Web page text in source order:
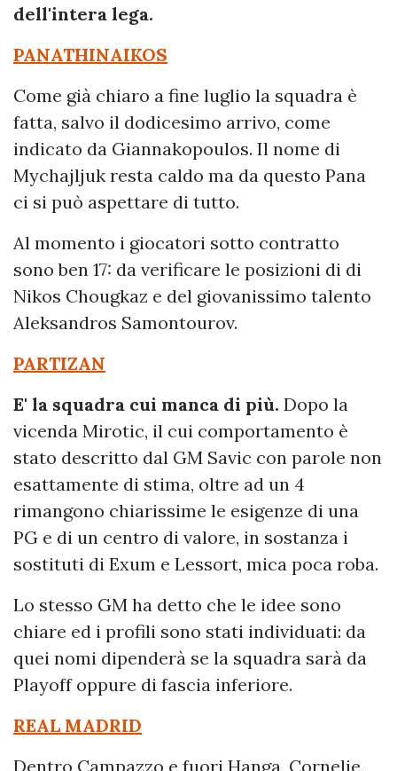
dell'intera lega.
PANATHINAIKOS
Come già chiaro a fine luglio la squadra è
fatta, salvo il dodicesimo arrivo, come
indicato da Giannakopoulos. Il nome di
Mychajljuk resta caldo ma da questo Pana
ci si può aspettare di tutto.
Al momento i giocatori sotto contratto
sono ben 17: da verificare le posizioni di di
Nikos Chougkaz e del giovanissimo talento
Aleksandros Samontourov.
PARTIZAN
E' la squadra cui manca di più. Dopo la
vicenda Mirotic, il cui comportamento è
stato descritto dal GM Savic con parole non
esattamente di stima, oltre ad un 4
rimangono chiarissime le esigenze di una
PG e di un centro di valore, in sostanza i
sostituti di Exum e Lessort, mica poca roba.
Lo stesso GM ha detto che le idee sono
chiare ed i profili sono stati individuati: da
quei nomi dipenderà se la squadra sarà da
Playoff oppure di fascia inferiore.
REAL MADRID
Dentro Campazzo e fuori Hanga, Cornelie,